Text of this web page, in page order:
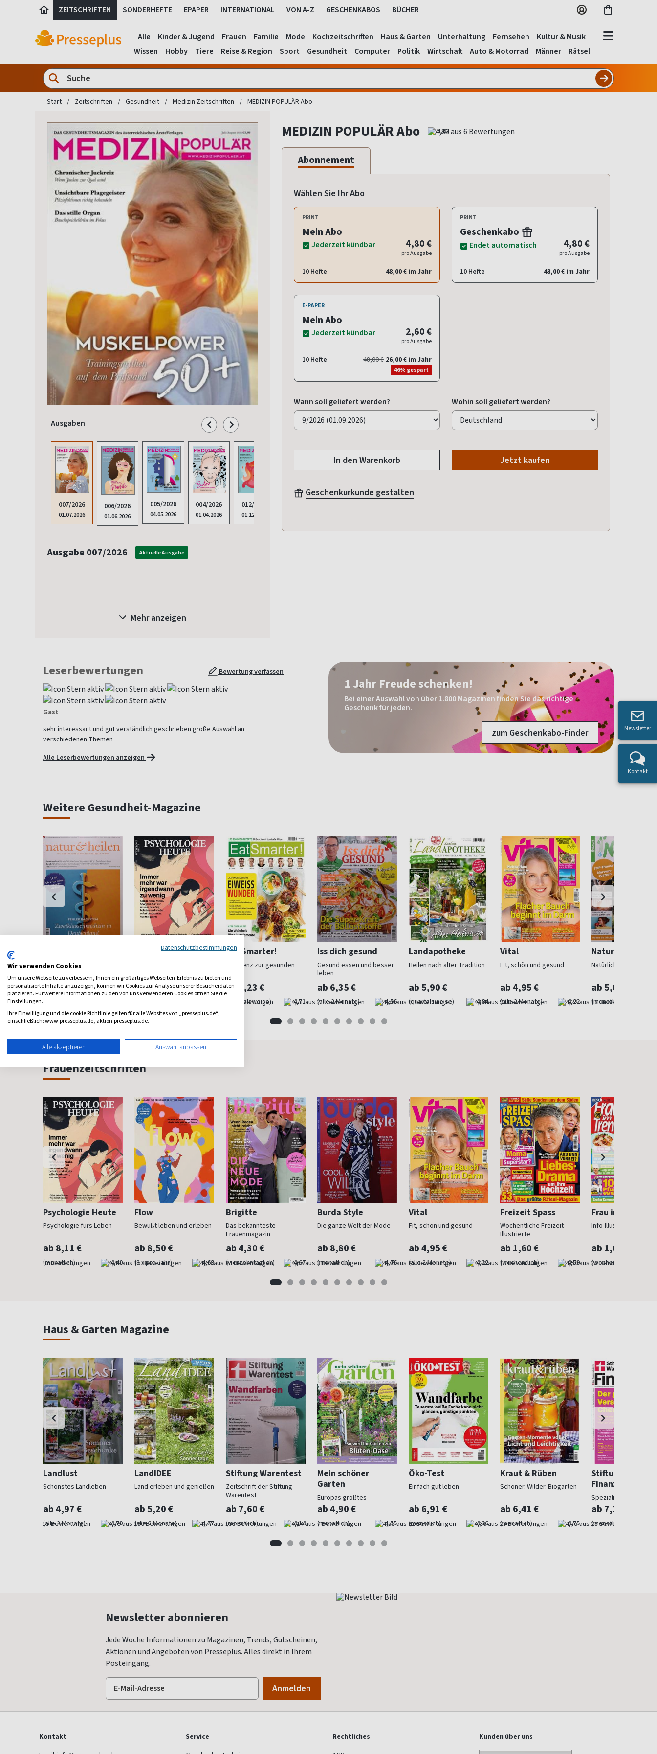
ZEITSCHRIFTEN SONDERHEFTE EPAPER INTERNATIONAL VON A-Z GESCHENKABOS BÜCHER
Alle Kinder & Jugend Frauen Familie Mode Kochzeitschriften Haus & Garten Unterhaltung Fernsehen
Kultur & Musik
Wissen
Hobby Tiere Reise & Region Sport Gesundheit Computer Politik Wirtschaft Auto & Motorrad Männer Rätsel
Start Zeitschriften Gesundheit Medizin Zeitschriften MEDIZIN POPULÄR Abo
Ausgaben
007/2026
01.07.2026
006/2026
01.06.2026
005/2026
04.05.2026
004/2026
01.04.2026
012/2025
01.12.2025
Ausgabe 007/2026 Aktuelle Ausgabe
Mehr anzeigen
MEDIZIN POPULÄR Abo 4,83
Abonnement
Wählen Sie Ihr Abo
PRINT
Mein Abo
Jederzeit kündbar 4,80 €
pro Ausgabe
10 Hefte 48,00 € im Jahr
PRINT
Geschenkabo
Endet automatisch 4,80 €
pro Ausgabe
10 Hefte 48,00 € im Jahr
E-PAPER
Mein Abo
Jederzeit kündbar 2,60 €
pro Ausgabe
10 Hefte 48,00 € 26,00 € im Jahr
46% gespart
Wann soll geliefert werden? Wohin soll geliefert werden?
In den Warenkorb Jetzt kaufen
Geschenkurkunde gestalten
Leserbewertungen Bewertung verfassen
Gast
sehr interessant und gut verständlich geschrieben große Auswahl an
verschiedenen Themen
Alle Leserbewertungen anzeigen
1 Jahr Freude schenken!
Bei einer Auswahl von über 1.800 Magazinen finden Sie das richtige
Geschenk für jeden.
zum Geschenkabo-Finder
Weitere Gesundheit-Magazine
Der
4,50
Naturheilkunde
ab 4,95 €
Psychologie Heute
ab 8,11 €
Eat Smarter!
Referenz zur gesunden
ab 5,23 €
(quartalsweise) 4,71
Iss dich gesund
Gesund essen und besser
leben
ab 6,35 €
(alle 2 Monate) 4,56
Landapotheke
Heilen nach alter Tradition
ab 5,90 €
(quartalsweise) 4,84
Vital
Fit, schön und gesund
ab 4,95 €
(alle 2 Monate) 4,22
Naturarzt
Natürliche
ab 5,00 €
(monatlich)
Frauenzeitschriften
Psychologie Heute
Psychologie fürs Leben
ab 8,11 €
(monatlich) 4,40
Flow
Bewußt leben und erleben
ab 8,50 €
(8 x pro Jahr) 4,63
Brigitte
Das bekannteste
Frauenmagazin
ab 4,30 €
(vierzehntäglich) 4,67
Burda Style
Die ganze Welt der Mode
ab 8,80 €
(monatlich) 4,76
Vital
Fit, schön und gesund
ab 4,95 €
(alle 2 Monate) 4,22
Freizeit Spass
Wöchentliche Freizeit-
Illustrierte
ab 1,60 €
(wöchentlich) 4,59
Frau im Trend
Info-Illustrierte für
ab 1,60 €
(wöchentlich)
Haus & Garten Magazine
Landlust
Schönstes Landleben
ab 4,97 €
(alle 2 Monate) 4,79
LandIDEE
Land erleben und genießen
ab 5,20 €
(alle 2 Monate) 4,77
Stiftung Warentest
Zeitschrift der Stiftung
Warentest
ab 7,60 €
(monatlich) 4,14
Mein schöner
Garten
Europas größtes
Gartenmagazin
ab 4,90 €
(monatlich) 4,55
Öko-Test
Einfach gut leben
ab 6,91 €
(monatlich) 4,36
Kraut & Rüben
Schöner. Wilder. Biogarten
ab 6,41 €
(monatlich) 4,75
Stiftung
Finanzen
Spezialist in
ab 7,10 €
(monatlich)
Newsletter abonnieren
Jede Woche Informationen zu Magazinen, Trends, Gutscheinen,
Aktionen und Angeboten von Presseplus. Alles direkt in Ihrem
Posteingang.
Kontakt
Service
Rechtliches
Kunden über uns
Newsletter
Kontakt
Datenschutzbestimmungen
Wir verwenden Cookies
Um unsere Webseite zu verbessern, Ihnen ein großartiges Webseiten-Erlebnis zu bieten und
personalisierte Inhalte anzuzeigen, können wir Cookies zur Analyse unserer Besucherdaten
platzieren. Für weitere Informationen zu den von uns verwendeten Cookies öffnen Sie die
Einstellungen.
Ihre Einwilligung und die cookie Richtlinie gelten für alle Websites von „presseplus.de“,
einschließlich: www.presseplus.de, aktion.presseplus.de.
Alle akzeptieren Auswahl anpassen